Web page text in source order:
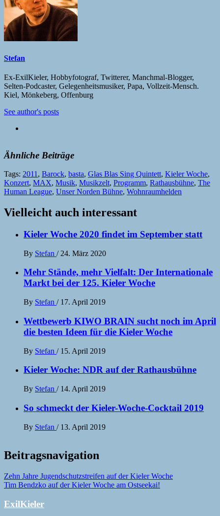
Stefan
Ex-ExilKieler, Hobbyfotograf, Twitterer, Manchmal-Blogger,
Selten-Podcaster, Gelegenheitsmusiker, Papa, Vollzeit-Mensch.
Kiel, Mönkeberg, Offenburg
See author's posts
Ähnliche Beiträge
Tags: 2011 , Barock, basta, Glas Blas Sing Quintett, Kieler Woche,
Konzert, MAX, Musik, Musikzelt, Programm, Rathausbühne, The
Human League, Unser Norden Bühne, Wohnraumhelden
Vielleicht auch interessant
Kieler Woche 2020 findet im September statt
By Stefan / 24. März 2020
Mehr Stände, mehr Vielfalt: Der Internationale
Markt bei der 125. Kieler Woche
By Stefan / 17. April 2019
Wettbewerb KIWO BRAIN sucht noch im April
die besten Ideen für die Kieler Woche
By Stefan / 15. April 2019
Kieler Woche: NDR auf der Rathausbühne
By Stefan / 14. April 2019
So schmeckt der Kieler-Woche-Cocktail 2019
By Stefan / 13. April 2019
Beitragsnavigation
Zehn Jahre Jugendschutzstreifen auf der Kieler Woche
Tim Bendzko auf der Kieler Woche am Ostseekai!
ExilKieler